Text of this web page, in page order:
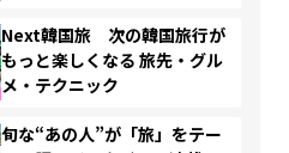
Next韓国旅 次の韓国旅行が
もっと楽しくなる 旅先・グル
メ・テクニック
旬な“あの人”が「旅」をテー